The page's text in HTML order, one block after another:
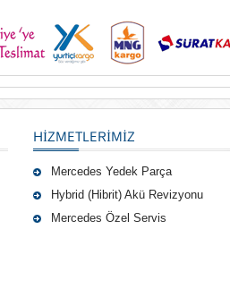
HIZMETLERIMIZ
Mercedes Yedek Parça
Hybrid (Hibrit) Akü Revizyonu
Mercedes Özel Servis